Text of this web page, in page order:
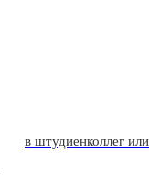
в штудиенколлег